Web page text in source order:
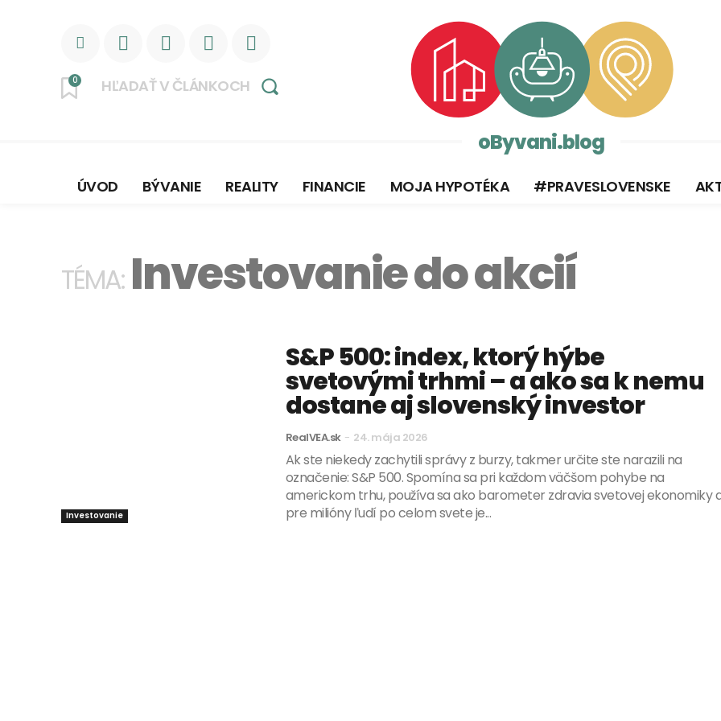
0 HĽADAŤ V ČLÁNKOCH
oByvani.blog
ÚVOD BÝVANIE REALITY FINANCIE MOJA HYPOTÉKA #PRAVESLOVENSKE
TÉMA: Investovanie do akcií
Investovanie
S&P 500: index, ktorý hýbe
svetovými trhmi – a ako sa k nemu
dostane aj slovenský investor
RealVEA.sk - 24. mája 2026
Ak ste niekedy zachytili správy z burzy, takmer určite ste narazili na
označenie: S&P 500. Spomína sa pri každom väčšom pohybe na
americkom trhu, používa sa ako barometer zdravia svetovej ekonomiky
pre milióny ľudí po celom svete je...